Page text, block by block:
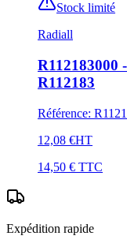
Stock limité
Radiall
R112183
Référence:
12,08 €HT
14,50 € TTC
Expédition rapide